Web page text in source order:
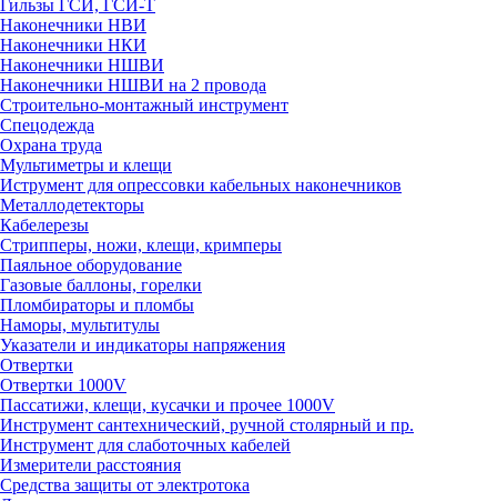
Гильзы ГСИ, ГСИ-Т
Наконечники НВИ
Наконечники НКИ
Наконечники НШВИ
Наконечники НШВИ на 2 провода
Строительно-монтажный инструмент
Спецодежда
Охрана труда
Мультиметры и клещи
Иструмент для опрессовки кабельных наконечников
Металлодетекторы
Кабелерезы
Стрипперы, ножи, клещи, кримперы
Паяльное оборудование
Газовые баллоны, горелки
Пломбираторы и пломбы
Наморы, мультитулы
Указатели и индикаторы напряжения
Отвертки
Отвертки 1000V
Пассатижи, клещи, кусачки и прочее 1000V
Инструмент сантехнический, ручной столярный и пр.
Инструмент для слаботочных кабелей
Измерители расстояния
Средства защиты от электротока